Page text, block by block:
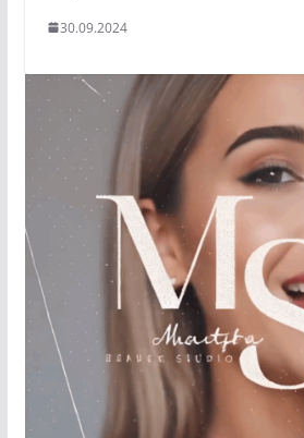
30.09.2024